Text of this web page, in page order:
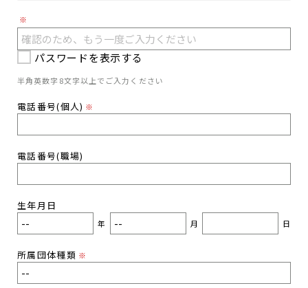
※
パスワードを表示する
半角英数字8文字以上でご入力ください
電話番号(個人) ※
電話番号(職場)
生年月日
年 月 日
所属団体種類 ※